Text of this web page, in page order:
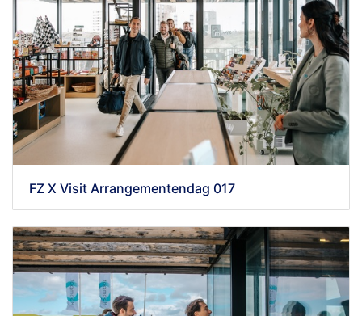
FZ X Visit Arrangementendag 017